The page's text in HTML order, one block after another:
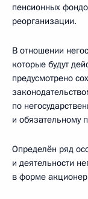
пенсионных
реорганизации.
В отношении
которые будут
предусмотрено
по
и обязательному
Определён ряд
и деятельности
в форме